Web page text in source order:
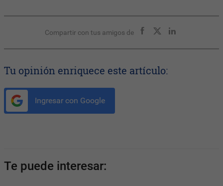
Compartir con tus amigos de
Tu opinión enriquece este artículo:
Ingresar con Google
Te puede interesar: